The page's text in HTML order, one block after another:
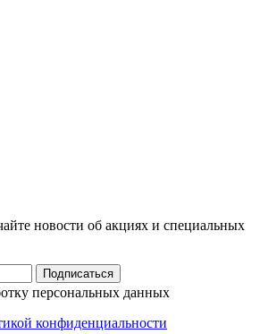
новости об акциях и специальных
Подписаться
персональных данных
конфиденциальности